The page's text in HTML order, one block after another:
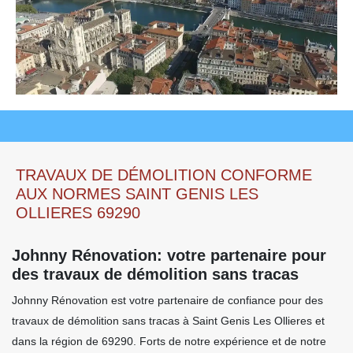
TRAVAUX DE DÉMOLITION CONFORME
AUX NORMES SAINT GENIS LES
OLLIERES 69290
Johnny Rénovation: votre partenaire pour
des travaux de démolition sans tracas
Johnny Rénovation est votre partenaire de confiance pour des
travaux de démolition sans tracas à Saint Genis Les Ollieres et
dans la région de 69290. Forts de notre expérience et de notre